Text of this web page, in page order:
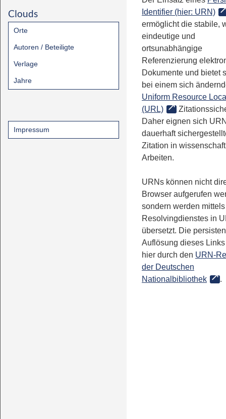
Clouds
Orte
Autoren / Beteiligte
Verlage
Jahre
Impressum
Identifier (hier: URN)
ermöglicht die stabile,
eindeutige und
ortsunabhängige
Referenzierung
Dokumente und bietet
bei einem sich
Uniform Resource
(URL)
Daher eignen sich
dauerhaft
Zitation in
Arbeiten.
URNs können nicht
Browser aufgerufen
sondern werden
Resolvingdienstes in
übersetzt. Die
Auflösung dieses
hier durch den URN-
der Deutschen
Nationalbibliothek
.